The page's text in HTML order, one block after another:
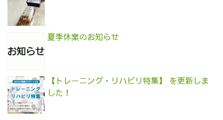
夏季休業のお知らせ
【トレーニング・リハビリ特集】 を更新しま
した！